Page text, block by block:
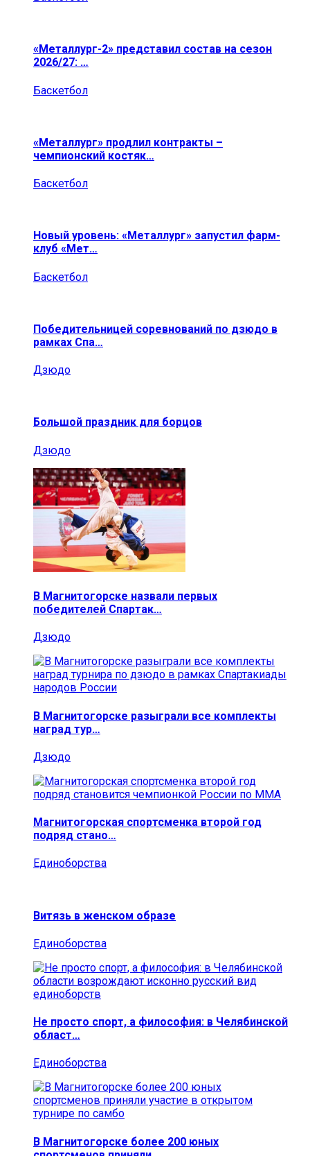
«Металлург-2» представил состав на сезон
2026/27: …
Баскетбол
«Металлург» продлил контракты –
чемпионский костяк…
Баскетбол
Новый уровень: «Металлург» запустил фарм-
клуб «Мет…
Баскетбол
Победительницей соревнований по дзюдо в
рамках Спа…
Дзюдо
Большой праздник для борцов
Дзюдо
В Магнитогорске назвали первых
победителей Спартак…
Дзюдо
В Магнитогорске разыграли все комплекты
наград тур…
Дзюдо
Магнитогорская спортсменка второй год
подряд стано…
Единоборства
Витязь в женском образе
Единоборства
Не просто спорт, а философия: в Челябинской
област…
Единоборства
В Магнитогорске более 200 юных